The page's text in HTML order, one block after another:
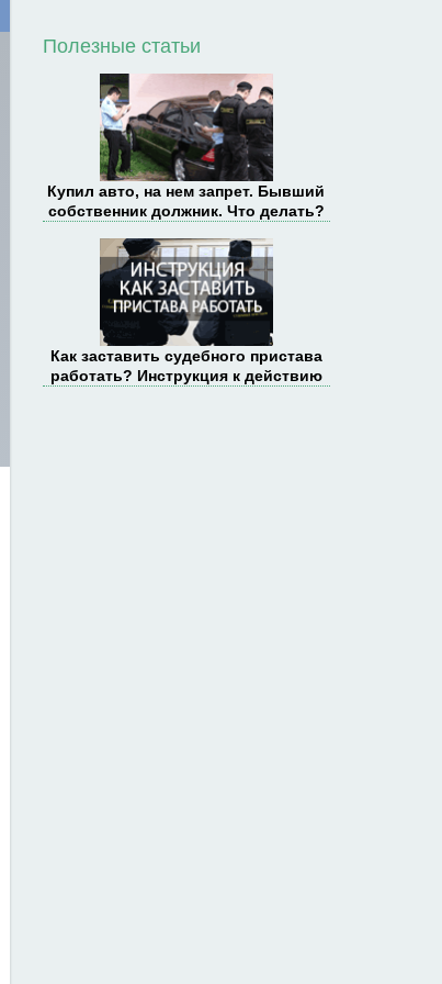
Полезные статьи
Купил авто, на нем запрет. Бывший
собственник должник. Что делать?
Как заставить судебного пристава
работать? Инструкция к действию